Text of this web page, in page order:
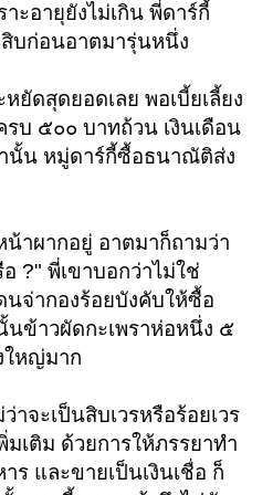
ะอายุยังไม่เกิน พี่ดาร์กี้
สิบก่อนอาตมารุ่นหนึ่ง
ยัดสุดยอดเลย พอเบี้ยเลี้ยง
บ ๕๐๐ บาทถ้วน เงินเดือน
านั้น หมู่ดาร์กี้ซื้อธนาณัติส่ง
าผากอยู่ อาตมาก็ถามว่า
?" พี่เขาบอกว่าไม่ใช่
นจ่ากองร้อยบังคับให้ซื้อ
ข้าวผัดกะเพราห่อหนึ่ง ๕
ใหญ่มาก
าจะเป็นสิบเวรหรือร้อยเวร
มเติม ด้วยการให้ภรรยาทำ
และขายเป็นเงินเชื่อ ก็